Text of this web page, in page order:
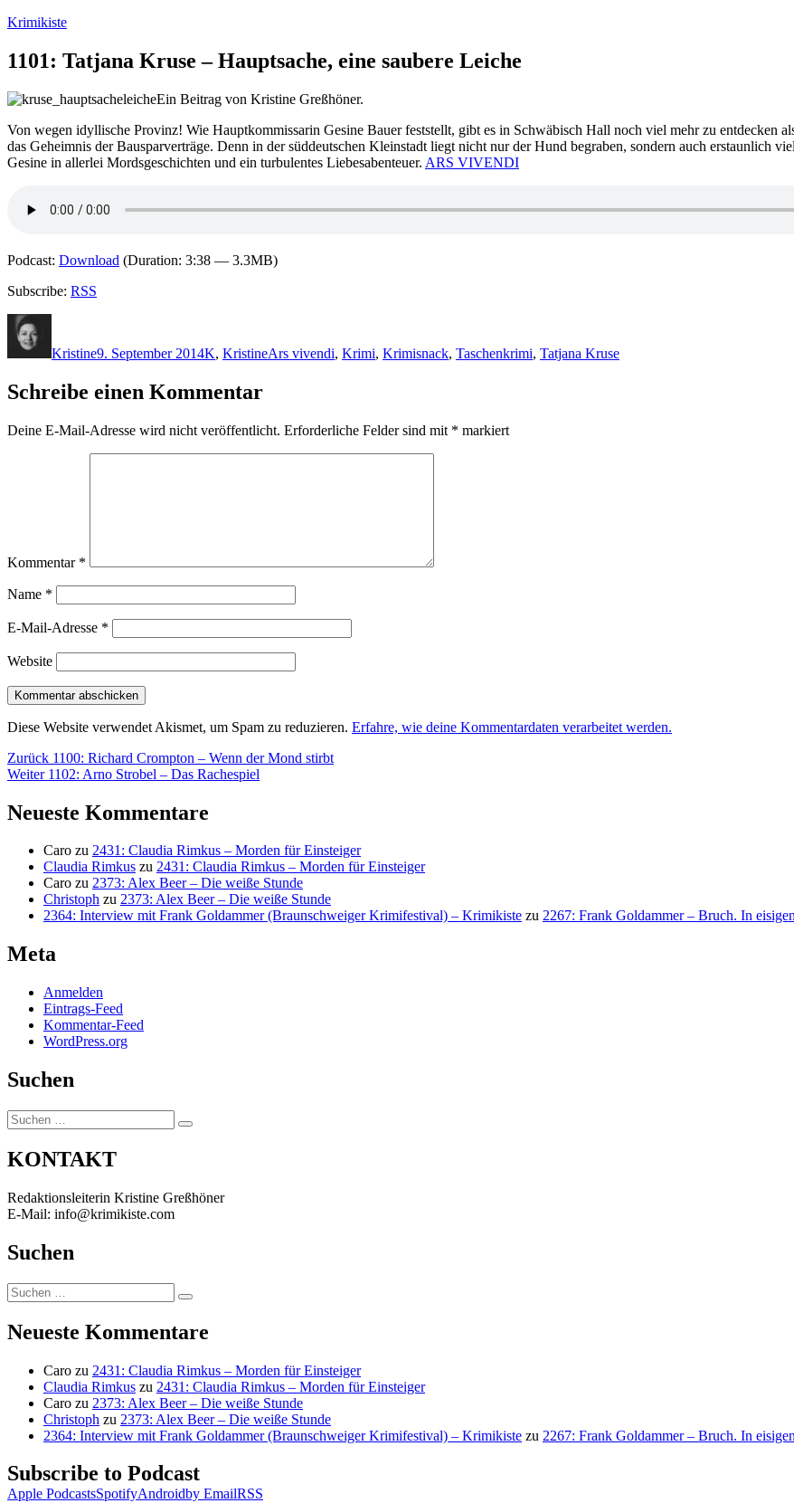
Zum
springen
Krimikiste
1101: Tatjana Kruse – Hauptsache, eine saubere Leiche
Ein Beitrag von Kristine Greßhöner.
Von wegen idyllische Provinz! Wie Hauptkommissarin Gesine Bauer feststellt, gibt es in Schwäbisch Hall noch viel mehr zu entdecken
das Geheimnis der Bausparverträge. Denn in der süddeutschen Kleinstadt liegt nicht nur der Hund begraben, sondern auch erstaunlich
Gesine in allerlei Mordsgeschichten und ein turbulentes Liebesabenteuer. ARS VIVENDI
Podcast: Download (Duration: 3:38 — 3.3MB)
Subscribe: RSS
Kristine9. September 2014K, KristineArs vivendi, Krimi, Krimisnack, Taschenkrimi, Tatjana Kruse
Schreibe einen Kommentar
Deine E-Mail-Adresse wird nicht veröffentlicht. Erforderliche Felder sind mit * markiert
Kommentar *
Name *
E-Mail-Adresse *
Website
Diese Website verwendet Akismet, um Spam zu reduzieren. Erfahre, wie deine Kommentardaten verarbeitet werden.
Beitragsnavigation
Zurück Vorheriger
Beitrag:
1100: Richard Crompton – Wenn der Mond stirbt
Weiter Nächster
1102: Arno Strobel – Das Rachespiel
Neueste Kommentare
Caro zu 2431: Claudia Rimkus – Morden für Einsteiger
Claudia Rimkus zu 2431: Claudia Rimkus – Morden für Einsteiger
Caro zu 2373: Alex Beer – Die weiße Stunde
Christoph zu 2373: Alex Beer – Die weiße Stunde
2364: Interview mit Frank Goldammer (Braunschweiger Krimifestival) – Krimikiste zu 2267: Frank Goldammer – Bruch. In
Meta
Anmelden
Eintrags-Feed
Kommentar-Feed
WordPress.org
Suchen
Suchen
nach:
Suchen
KONTAKT
Redaktionsleiterin Kristine Greßhöner
E-Mail: info@krimikiste.com
Suchen
Suchen
nach:
Suchen
Neueste Kommentare
Caro zu 2431: Claudia Rimkus – Morden für Einsteiger
Claudia Rimkus zu 2431: Claudia Rimkus – Morden für Einsteiger
Caro zu 2373: Alex Beer – Die weiße Stunde
Christoph zu 2373: Alex Beer – Die weiße Stunde
2364: Interview mit Frank Goldammer (Braunschweiger Krimifestival) – Krimikiste zu 2267: Frank Goldammer – Bruch. In
Subscribe to Podcast
Apple PodcastsSpotifyAndroidby EmailRSS